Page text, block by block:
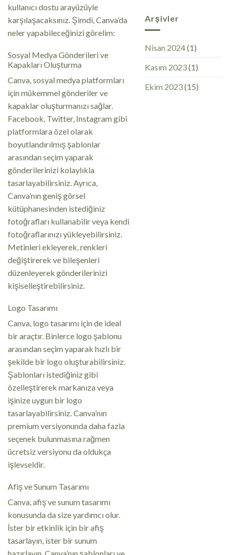
kullanıcı dostu arayüzüyle
karşılaşacaksınız. Şimdi, Canva’da
neler yapabileceğinizi görelim:
Sosyal Medya Gönderileri ve
Kapakları Oluşturma
Canva, sosyal medya platformları
için mükemmel gönderiler ve
kapaklar oluşturmanızı sağlar.
Facebook, Twitter, Instagram gibi
platformlara özel olarak
boyutlandırılmış şablonlar
arasından seçim yaparak
gönderilerinizi kolaylıkla
tasarlayabilirsiniz. Ayrıca,
Canva’nın geniş görsel
kütüphanesinden istediğiniz
fotoğrafları kullanabilir veya kendi
fotoğraflarınızı yükleyebilirsiniz.
Metinleri ekleyerek, renkleri
değiştirerek ve bileşenleri
düzenleyerek gönderilerinizi
kişiselleştirebilirsiniz.
Logo Tasarımı
Canva, logo tasarımı için de ideal
bir araçtır. Binlerce logo şablonu
arasından seçim yaparak hızlı bir
şekilde bir logo oluşturabilirsiniz.
Şablonları istediğiniz gibi
özelleştirerek markanıza veya
işinize uygun bir logo
tasarlayabilirsiniz. Canva’nın
premium versiyonunda daha fazla
seçenek bulunmasına rağmen
ücretsiz versiyonu da oldukça
işlevseldir.
Afiş ve Sunum Tasarımı
Canva, afiş ve sunum tasarımı
konusunda da size yardımcı olur.
İster bir etkinlik için bir afiş
tasarlayın, ister bir sunum
hazırlayın, Canva’nın şablonları ve
Arşivler
Nisan 2024(1)
Kasım 2023(1)
Ekim 2023(15)